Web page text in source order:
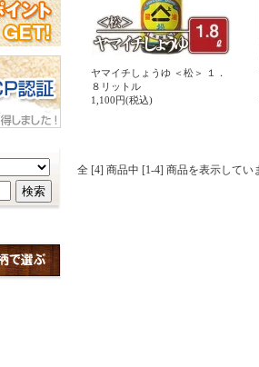
ヤマイチしょうゆ ＜松＞ １．
８リットル
1,100円(税込)
全 [4] 商品中 [1-4] 商品を表示してい